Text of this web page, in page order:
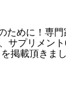
ために！専
サプリメント
を掲載頂きまし